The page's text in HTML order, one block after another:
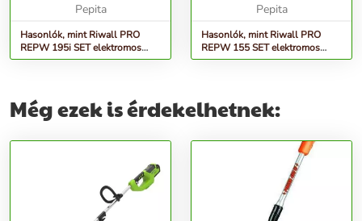
Pepita
Hasonlók, mint Riwall PRO
REPW 195i SET elektromos
magasnyomású mosó 195 bar,
Pepita
Hasonlók, mint Riwall PRO
REPW 155 SET elektromos
magasnyomású mosó 150 bar,
Még ezek is érdekelhetnek: